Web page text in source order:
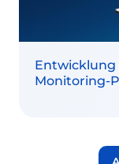
Entwicklung
Monitoring-